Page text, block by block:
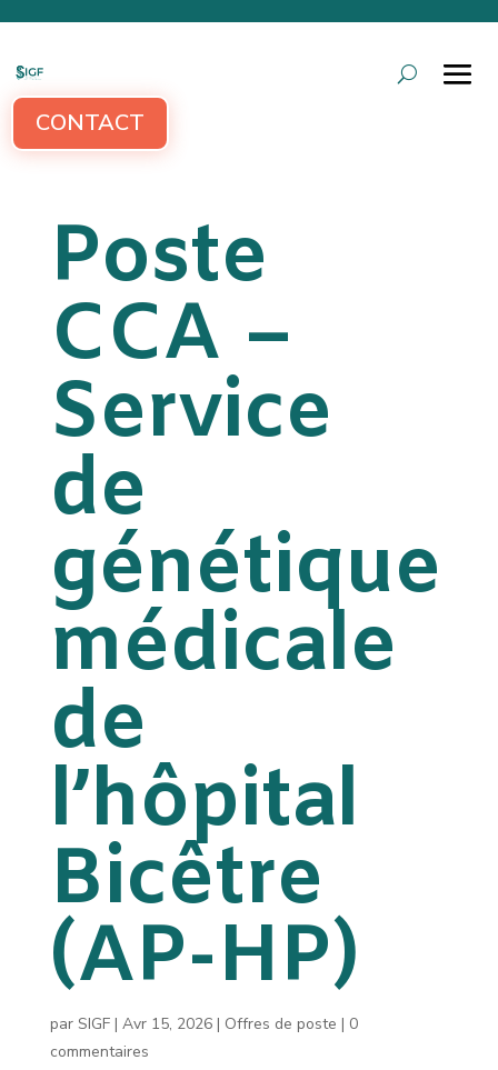
CONTACT
Poste
CCA –
Service
de
génétique
médicale
de
l’hôpital
Bicêtre
(AP-HP)
par SIGF| Avr 15, 2026| Offres de poste | 0
commentaires